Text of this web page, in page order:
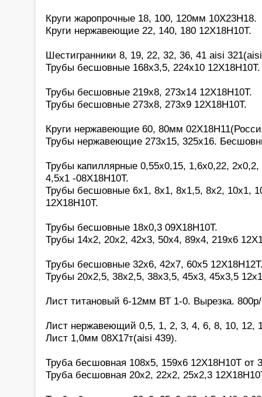
Круги жаропрочные 18, 100, 120мм 10Х23Н18.
Круги нержавеющие 22, 140, 180 12Х18Н10Т.
Шестигранники 8, 19, 22, 32, 36, 41 aisi
Трубы бесшовные 168х3,5, 224х10
Трубы бесшовные 219х8, 273х14 12Х18Н10Т.
Трубы бесшовные 273х8, 273х9 12Х18Н10Т.
Круги нержавеющие 60, 80мм
Трубы нержавеющие 273х15, 325х16.
Трубы капиллярные 0,55х0,15, 1,6х0,22,
4,5х1 -08Х18Н10Т.
Трубы бесшовные 6х1, 8х1, 8х1,5, 8х2, 10х1,
12Х18Н10Т.
Трубы бесшовные 18х0,3 09Х18Н10Т.
Трубы 14х2, 20х2, 42х3, 50х4, 89х4, 219х6
Трубы бесшовные 32х6, 42х7, 60х5
Трубы 20х2,5, 38х2,5, 38х3,5, 45х3, 45х3,5
Лист титановый 6-12мм ВТ 1-0. Вырезка.
Лист нержавеющий 0,5, 1, 2, 3, 4, 6, 8, 10, 12,
Лист 1,0мм 08Х17т(aisi 439).
Труба бесшовная 108х5, 159х6 12Х18Н10Т от
Труба бесшовная 20х2, 22х2, 25х2,3